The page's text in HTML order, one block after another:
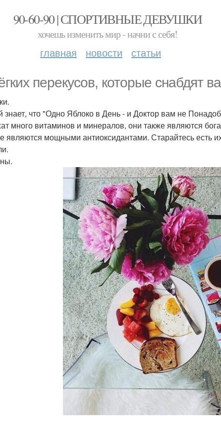
90-60-90 | СПОРТИВНЫЕ ДЕВУШКИ
хочешь изменить мир - начни с себя!
главная новости статьи
перекусов, которые снабдят
что "Одно Яблоко в День - и Доктор вам не
много витаминов и минералов, они также являются
являются мощными антиоксидантами. Старайтесь есть